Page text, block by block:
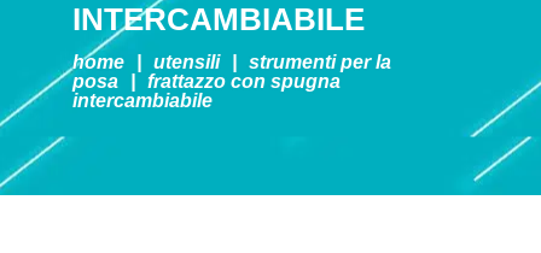
INTERCAMBIABILE
home utensili
strumenti per la
posa
frattazzo con spugna
intercambiabile